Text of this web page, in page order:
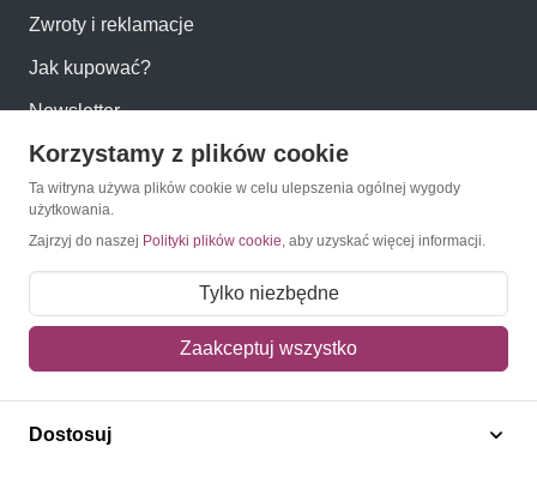
Zwroty i reklamacje
Jak kupować?
Newsletter
Konto
Moje konto
Mój koszyk
Adres dostawy
Korzystamy z plików cookie
Ta witryna używa plików cookie w celu ulepszenia ogólnej wygody
użytkowania.
Zajrzyj do naszej Polityki plików cookie, aby uzyskać więcej informacji.
Tylko niezbędne
Zaakceptuj wszystko
Dostosuj